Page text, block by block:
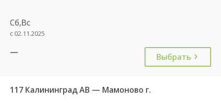
Сб,Вс
с 02.11.2025
— Выбрать
117 Калининград АВ — Мамоново г.